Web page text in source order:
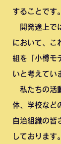
することです。
開発途上で
において、こ
組を「小樽モ
いと考えてい
私たちの活
体、学校など
自治組織の皆
しております。​